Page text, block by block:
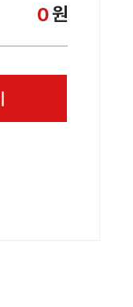
0원